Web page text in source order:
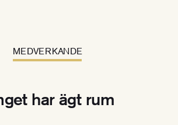
MEDVERKANDE
har ägt rum